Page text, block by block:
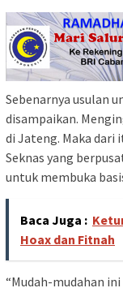
Sebenarnya usulan
disampaikan.
di Jateng. Maka
Seknas yang
untuk membuka
Baca Juga :
Hoax dan Fitnah
“Mudah-mudahan